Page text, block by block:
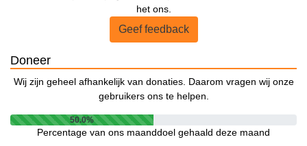
het ons.
Geef feedback
Doneer
Wij zijn geheel afhankelijk van donaties. Daarom vragen wij onze
gebruikers ons te helpen.
50.0%
Percentage van ons maanddoel gehaald deze maand